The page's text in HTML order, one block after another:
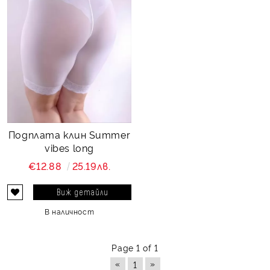
Подплата клин Summer
vibes long
€12.88
25.19лв.
Виж детайли
В наличност
Page 1 of 1
«
1 »